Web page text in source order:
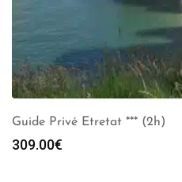
Guide Privé Etretat *** (2h)
309.00€